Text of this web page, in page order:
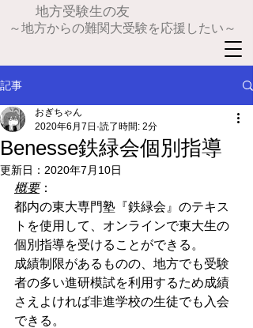
​地方受験生の友
～地方からの難関大受験を応援したい～
記事
Benesse鉄緑会個別指導
おぎちゃん
2020年6月7日 読了時間: 2分
更新日： 2020年7月10日
概要：
都内の東大専門塾『鉄緑会』のテキス
トを使用して、オンラインで東大生の
個別指導を受けることができる。
成績制限があるものの、地方でも受験
者の多い進研模試を利用するため成績
さえよければ非進学校の生徒でも入会
できる。